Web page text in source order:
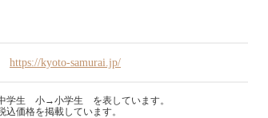
https://kyoto-samurai.jp/
生 小→小学生 を表しています。
込価格を掲載しています。